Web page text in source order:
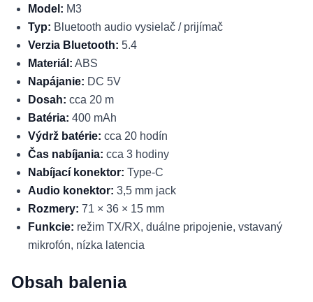
Model: M3
Typ: Bluetooth audio vysielač / prijímač
Verzia Bluetooth: 5.4
Materiál: ABS
Napájanie: DC 5V
Dosah: cca 20 m
Batéria: 400 mAh
Výdrž batérie: cca 20 hodín
Čas nabíjania: cca 3 hodiny
Nabíjací konektor: Type-C
Audio konektor: 3,5 mm jack
Rozmery: 71 × 36 × 15 mm
Funkcie: režim TX/RX, duálne pripojenie, vstavaný
mikrofón, nízka latencia
Obsah balenia